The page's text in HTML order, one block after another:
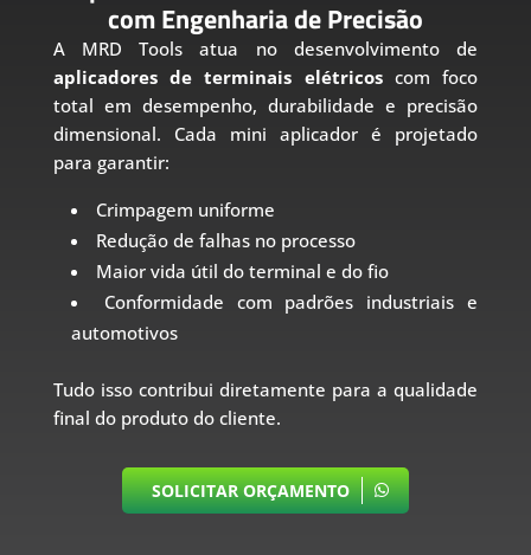
com Engenharia de Precisão
A MRD Tools atua no desenvolvimento de
aplicadores de terminais elétricoscom foco
total em desempenho, durabilidade e precisão
dimensional. Cada mini aplicador é projetado
para garantir:
Crimpagem uniforme
Redução de falhas no processo
Maior vida útil do terminal e do fio
Conformidade com padrões industriais e
automotivos
Tudo isso contribui diretamente para a qualidade
final do produto do cliente.
SOLICITAR ORÇAMENTO